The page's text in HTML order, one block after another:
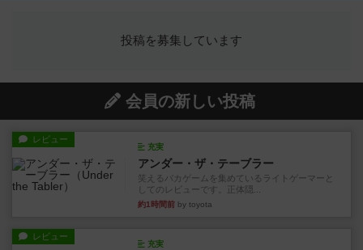
投稿を募集しています
会員の新しい投稿
レビュー
充実
アンダー・ザ・テーブラー
笑えるバカゲームを集めているライトゲーマーと
してのレビューです。正体隠...
約1時間前 by toyota
レビュー
充実